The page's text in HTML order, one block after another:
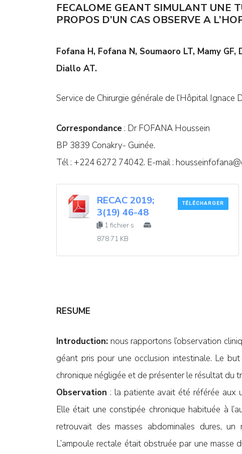
FECALOME GEANT SIMULANT UNE
PROPOS D’UN CAS OBSERVE A
Fofana H, Fofana N, Soumaoro LT, Mamy
Diallo AT.
Service de Chirurgie générale de l’Hôpital Ignace
Correspondance: Dr FOFANA Houssein
BP 3839 Conakry- Guinée.
Tél : +224 6272 74042. E-mail :
RECAC 2019;
3(19) 46-48
1 fichier·s
878.71 KB
TÉLÉCHARGER
RESUME
Introduction: nous rapportons l’observation
géant pris pour une occlusion intestinale. Le
chronique négligée et de présenter le résultat du
Observation : la patiente avait été référée aux
Elle était une constipée chronique habituée à
retrouvait des masses abdominales dures,
L’ampoule rectale était obstruée par une